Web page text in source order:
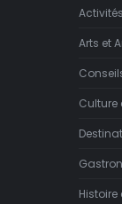
Arts et
Culture
Histoire